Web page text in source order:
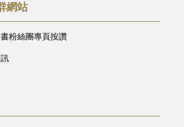
網站
粉絲團專頁按讚